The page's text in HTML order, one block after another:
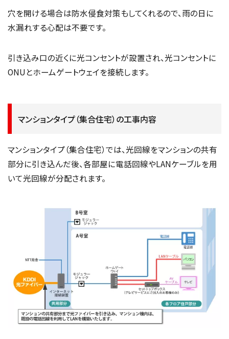
穴を開ける場合は防水侵食対策もしてくれるので、雨の日に
水漏れする心配は不要です。
引き込み口の近くに光コンセントが設置され、光コンセントに
ONUとホームゲートウェイを接続します。
マンションタイプ（集合住宅）の工事内容
マンションタイプ（集合住宅）では、光回線をマンションの共有
部分に引き込んだ後、各部屋に電話回線やLANケーブルを用
いて光回線が分配されます。